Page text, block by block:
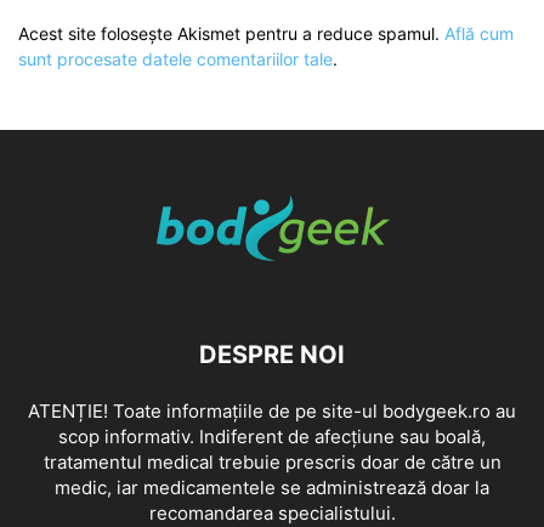
Acest site folosește Akismet pentru a reduce spamul. Află cum
sunt procesate datele comentariilor tale.
DESPRE NOI
ATENȚIE! Toate informațiile de pe site-ul bodygeek.ro au
scop informativ. Indiferent de afecțiune sau boală,
tratamentul medical trebuie prescris doar de către un
medic, iar medicamentele se administrează doar la
recomandarea specialistului.